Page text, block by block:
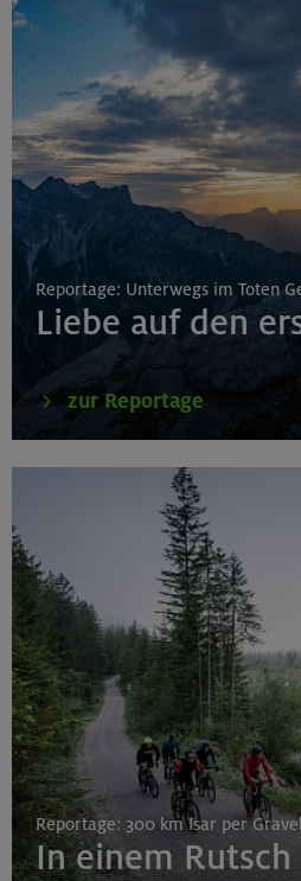
Reportage: Unterwegs im Toten
Liebe auf den
zur Reportage
Reportage: 300 km Isar per
In einem Rutsch